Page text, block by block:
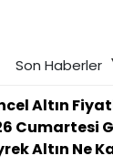
Son Haberler
Altın
Cumartesi
Altın Ne